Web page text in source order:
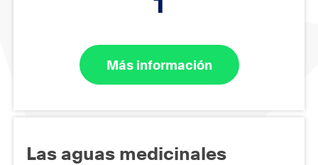
Más información
Las aguas medicinales